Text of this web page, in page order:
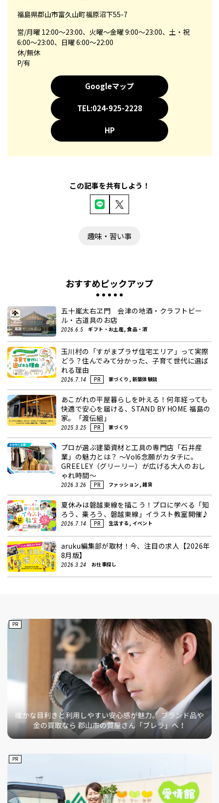
福島県郡山市富久山町福原沼下55-7
営/月曜 12:00～23:00、火曜～金曜 9:00～23:00、土・祝
6:00～23:00、日曜 6:00～22:00
休/無休
P/有
Googleマップ
TEL:024-925-2228
HP
この記事を共有しよう！
趣味・習い事
おすすめピックアップ
五十嵐太右ヱ門 会津の地酒・クラフトビー
ル・古道具のお店
2026.6.5 ギフト・お土産, 食品・酒
玉川村の「すがまプラザ住宅エリア」って実際
どう？住んでみて分かった、子育て世代に選ば
れる理由
2026.7.14 PR 家づくり, 新築体験談
あこがれの平屋暮らしを叶える！何年経っても
快適で安心を届ける、STAND BY HOME 福島の
家。「渡伝組」
2025.3.25 PR 家づくり
プロが選ぶ建築資材と工具の専門店「石井産
業」の魅力とは？ ～Vol6念願がカタチに。
GREELEY（グリーリー）が広げる大人のおし
ゃれ時間～
2026.3.26 PR ファッション, 雑貨
夏休みは磐越東線を描こう！プロに学べる「知
ろう、乗ろう、磐越東線」イラスト教室開催♪
2026.7.14 PR 生活する, イベント
aruku編集部が取材！今、注目の求人【2026年
8月版】
2026.3.24 お仕事探し
PR
PR